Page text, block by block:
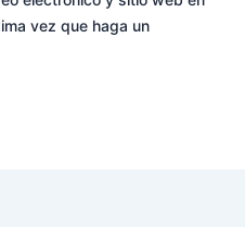
vez que haga un